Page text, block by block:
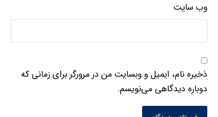
وب‌ سایت
ذخیره نام، ایمیل و وبسایت من در مرورگر برای زمانی که
دوباره دیدگاهی می‌نویسم.